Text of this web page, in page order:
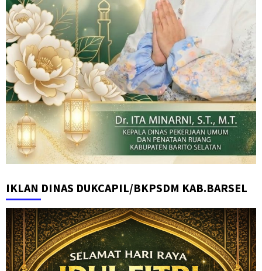
IKLAN DINAS DUKCAPIL/BKPSDM KAB.BARSEL